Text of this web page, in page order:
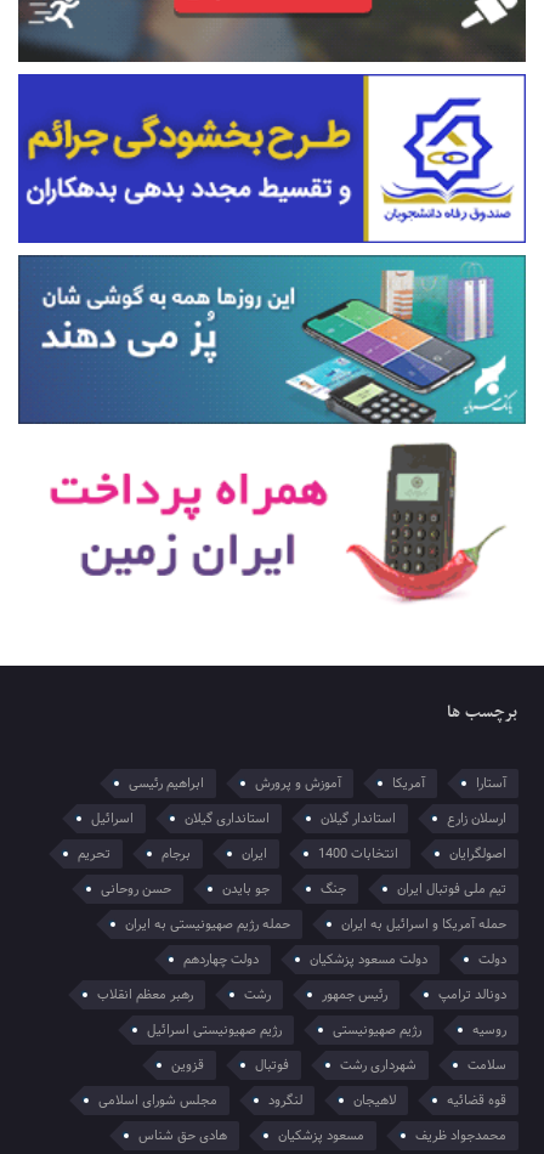
برچسب ها
آستارا آمریکا آموزش و پرورش
ابراهیم رئیسی
ارسلان زارع
استاندار گیلان استانداری گیلان
اسرائیل
اصولگرایان
انتخابات 1400 ایران برجام
تحریم
تیم ملی فوتبال ایران
جنگ جو بایدن
حسن روحانی
حمله آمریکا و اسرائیل به ایران
حمله رژیم صهیونیستی به ایران
دولت
دولت مسعود پزشکیان
دولت چهاردهم
دونالد ترامپ
رئیس جمهور رشت
رهبر معظم انقلاب
روسیه
رژیم صهیونیستی
رژیم صهیونیستی اسرائیل
سلامت
شهرداری رشت فوتبال
قزوین
قوه قضائیه
لاهیجان لنگرود
مجلس شورای اسلامی
محمدجواد ظریف
مسعود پزشکیان هادی حق شناس